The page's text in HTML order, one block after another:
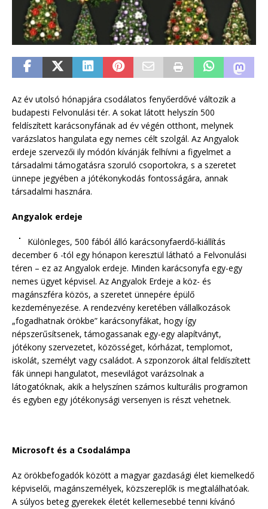
Az év utolsó hónapjára csodálatos fenyőerdővé változik a
budapesti Felvonulási tér. A sokat látott helyszín 500
feldíszített karácsonyfának ad év végén otthont, melynek
varázslatos hangulata egy nemes célt szolgál. Az Angyalok
erdeje szervezői ily módón kívánják felhívni a figyelmet a
társadalmi támogatásra szoruló csoportokra, s a szeretet
ünnepe jegyében a jótékonykodás fontosságára, annak
társadalmi hasznára.
Angyalok erdeje
Különleges, 500 fából álló karácsonyfaerdő-kiállítás
december 6 -tól egy hónapon keresztül látható a Felvonulási
téren – ez az Angyalok erdeje. Minden karácsonyfa egy-egy
nemes ügyet képvisel. Az Angyalok Erdeje a köz- és
magánszféra közös, a szeretet ünnepére épülő
kezdeményezése. A rendezvény keretében vállalkozások
„fogadhatnak örökbe” karácsonyfákat, hogy így
népszerűsítsenek, támogassanak egy-egy alapítványt,
jótékony szervezetet, közösséget, kórházat, templomot,
iskolát, személyt vagy családot. A szponzorok által feldíszített
fák ünnepi hangulatot, mesevilágot varázsolnak a
látogatóknak, akik a helyszínen számos kulturális programon
és egyben egy jótékonysági versenyen is részt vehetnek.
Microsoft és a Csodalámpa
Az örökbefogadók között a magyar gazdasági élet kiemelkedő
képviselői, magánszemélyek, közszereplők is megtalálhatóak.
A súlyos beteg gyerekek életét kellemesebbé tenni kívánó